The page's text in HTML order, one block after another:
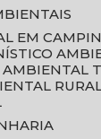
EM
AMBIENTAL